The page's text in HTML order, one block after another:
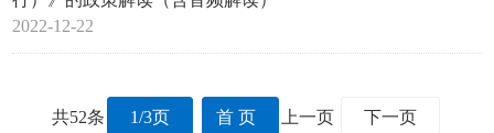
2022-12-22
共52条 1/3页 首 页 上一页 下一页